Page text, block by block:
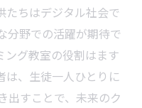
たちはデジタル社会で
分野での活躍が期待で
ング教室の役割はます
は、生徒一人ひとりに
出すことで、未来のク